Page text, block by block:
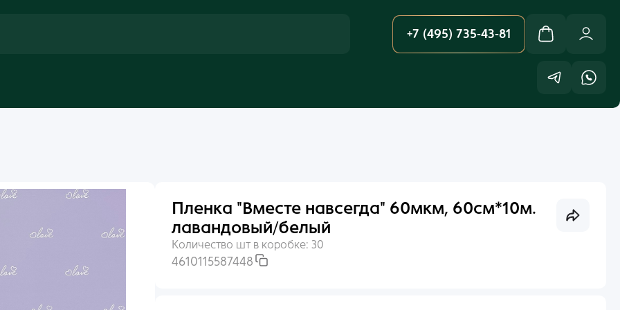
+7 (495) 735-43-81
Пленка "Вместе навсегда" 60мкм, 60см*10м.
лавандовый/белый
Количество шт в коробке: 30
4610115587448